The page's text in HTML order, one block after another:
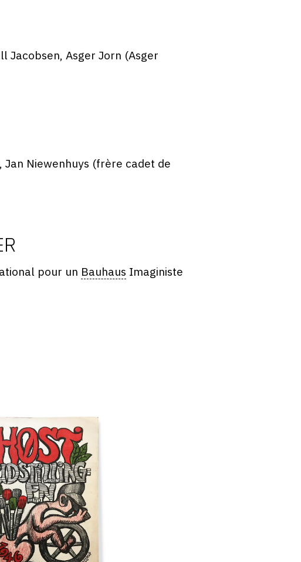
Jacobsen, Asger Jorn (Asger
Jan Niewenhuys (frère cadet de
pour un Bauhaus Imaginiste